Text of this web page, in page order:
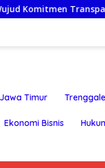
Jawa Timur
Ekonomi Bisnis